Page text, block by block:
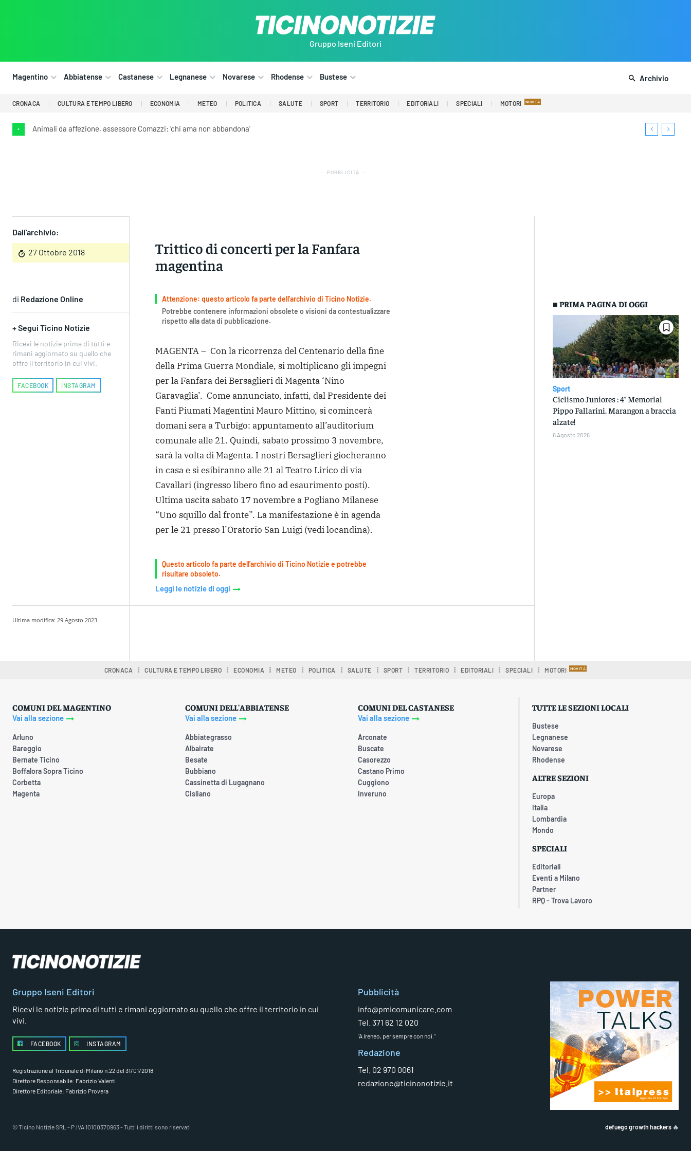
Gruppo Iseni Editori
Magentino Abbiatense Castanese Legnanese Novarese Rhodense Bustese Archivio
CRONACA CULTURA E TEMPO LIBERO ECONOMIA METEO POLITICA SALUTE SPORT TERRITORIO EDITORIALI SPECIALI MOTORI
• Animali da affezione, assessore Comazzi: ‘chi ama non abbandona’
― PUBBLICITÀ ―
Dall'archivio:
27 Ottobre 2018
Trittico di concerti per la Fanfara
magentina
di Redazione Online
+ Segui Ticino Notizie
Ricevi le notizie prima di tutti e
rimani aggiornato su quello che
offre il territorio in cui vivi.
FACEBOOK INSTAGRAM
Attenzione: questo articolo fa parte dell'archivio di Ticino Notizie.
Potrebbe contenere informazioni obsolete o visioni da contestualizzare
rispetto alla data di pubblicazione.
MAGENTA – Con la ricorrenza del Centenario della fine
della Prima Guerra Mondiale, si moltiplicano gli impegni
per la Fanfara dei Bersaglieri di Magenta ‘Nino
Garavaglia’. Come annunciato, infatti, dal Presidente dei
Fanti Piumati Magentini Mauro Mittino, si comincerà
domani sera a Turbigo: appuntamento all’auditorium
comunale alle 21. Quindi, sabato prossimo 3 novembre,
sarà la volta di Magenta. I nostri Bersaglieri giocheranno
in casa e si esibiranno alle 21 al Teatro Lirico di via
Cavallari (ingresso libero fino ad esaurimento posti).
Ultima uscita sabato 17 novembre a Pogliano Milanese
“Uno squillo dal fronte”. La manifestazione è in agenda
per le 21 presso l’Oratorio San Luigi (vedi locandina).
Questo articolo fa parte dell'archivio di Ticino Notizie e potrebbe
risultare obsoleto.
Leggi le notizie di oggi
■ PRIMA PAGINA DI OGGI
Sport
Ciclismo Juniores : 4° Memorial
Pippo Fallarini. Marangon a braccia
alzate!
6 Agosto 2026
Ultima modifica: 29 Agosto 2023
CRONACA CULTURA E TEMPO LIBERO ECONOMIA METEO POLITICA SALUTE SPORT TERRITORIO EDITORIALI SPECIALI MOTORI
COMUNI DEL MAGENTINO
Vai alla sezione
Arluno
Bareggio
Bernate Ticino
Boffalora Sopra Ticino
Corbetta
Magenta
COMUNI DELL'ABBIATENSE
Vai alla sezione
Abbiategrasso
Albairate
Besate
Bubbiano
Cassinetta di Lugagnano
Cisliano
COMUNI DEL CASTANESE
Vai alla sezione
Arconate
Buscate
Casorezzo
Castano Primo
Cuggiono
Inveruno
TUTTE LE SEZIONI LOCALI
Bustese
Legnanese
Novarese
Rhodense
ALTRE SEZIONI
Europa
Italia
Lombardia
Mondo
SPECIALI
Editoriali
Eventi a Milano
Partner
RPQ - Trova Lavoro
Gruppo Iseni Editori
Ricevi le notizie prima di tutti e rimani aggiornato su quello che offre il territorio in cui
vivi.
FACEBOOK INSTAGRAM
Registrazione al Tribunale di Milano n.22 del 31/01/2018
Direttore Responsabile: Fabrizio Valenti
Direttore Editoriale: Fabrizio Provera
Pubblicità
info@pmicomunicare.com
Tel. 371 62 12 020
"A Ireneo, per sempre con noi."
Redazione
Tel. 02 970 0061
redazione@ticinonotizie.it
© Ticino Notizie SRL - P.IVA 10100370963 - Tutti i diritti sono riservati defuego growth hackers 🔥